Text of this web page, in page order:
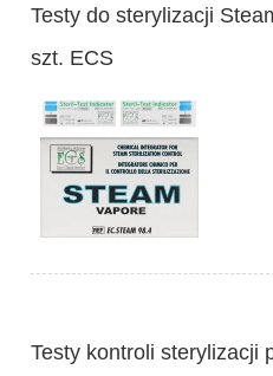
Testy do sterylizacji
szt. ECS
Testy kontroli sterylizacji